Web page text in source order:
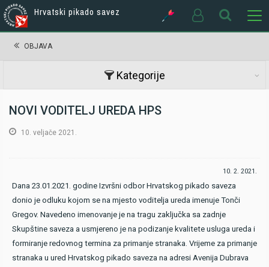
Hrvatski pikado savez
OBJAVA
Kategorije
NOVI VODITELJ UREDA HPS
10. veljače 2021.
10. 2. 2021.
Dana 23.01.2021. godine Izvršni odbor Hrvatskog pikado saveza
donio je odluku kojom se na mjesto voditelja ureda imenuje Tonči
Gregov. Navedeno imenovanje je na tragu zaključka sa zadnje
Skupštine saveza a usmjereno je na podizanje kvalitete usluga ureda i
formiranje redovnog termina za primanje stranaka. Vrijeme za primanje
stranaka u ured Hrvatskog pikado saveza na adresi Avenija Dubrava